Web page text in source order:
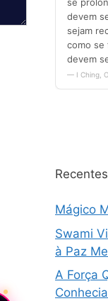
Recentes
Mágico
Swami
à Paz
A Força